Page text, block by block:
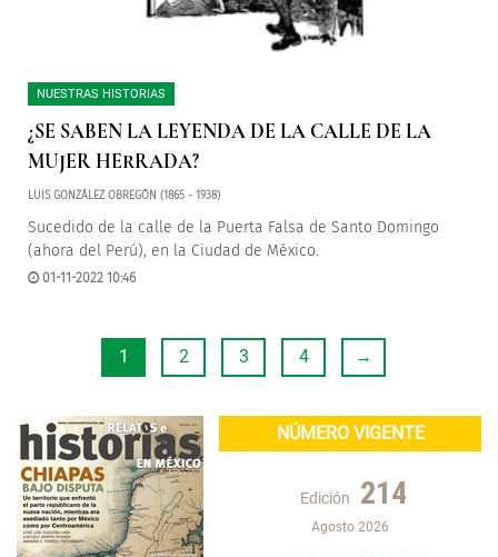
NUESTRAS HISTORIAS
¿SE SABEN LA LEYENDA DE LA CALLE DE LA
MUJER HERRADA?
LUIS GONZÁLEZ OBREGÓN (1865 - 1938)
Sucedido de la calle de la Puerta Falsa de Santo Domingo
(ahora del Perú), en la Ciudad de México.
01-11-2022 10:46
1 2 3 4 →
NÚMERO VIGENTE
Edición 214
Agosto 2026